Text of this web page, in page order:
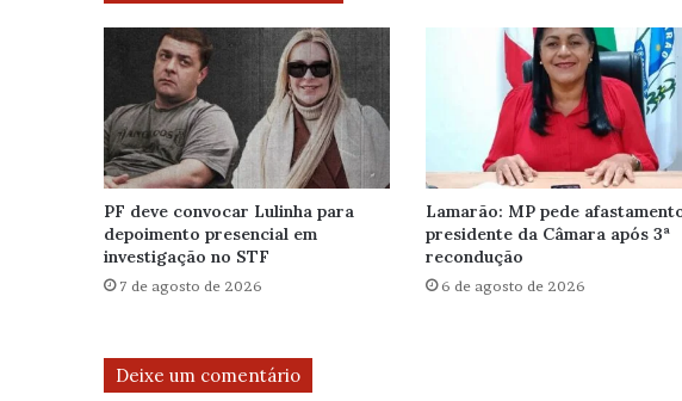
PF deve convocar Lulinha para
depoimento presencial em
investigação no STF
7 de agosto de 2026
Lamarão: MP pede
presidente da Câmara após 3ª
recondução
6 de agosto de 2026
Deixe um comentário